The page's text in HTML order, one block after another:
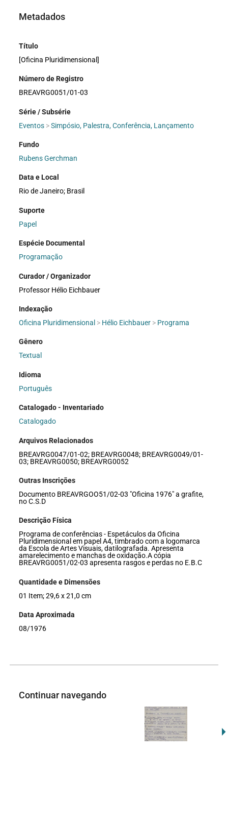
Metadados
Título
[Oficina Pluridimensional]
Número de Registro
BREAVRG0051/01-03
Série / Subsérie
Eventos >Simpósio, Palestra, Conferência, Lançamento
Fundo
Rubens Gerchman
Data e Local
Rio de Janeiro; Brasil
Suporte
Papel
Espécie Documental
Programação
Curador / Organizador
Professor Hélio Eichbauer
Indexação
Oficina Pluridimensional > Hélio Eichbauer > Programa
Gênero
Textual
Idioma
Português
Catalogado - Inventariado
Catalogado
Arquivos Relacionados
BREAVRG0047/01-02; BREAVRG0048; BREAVRG0049/01-
03; BREAVRG0050; BREAVRG0052
Outras Inscrições
Documento BREAVRGOO51/02-03 "Oficina 1976" a grafite,
no C.S.D
Descrição Física
Programa de conferências - Espetáculos da Oficina
Pluridimensional em papel A4, timbrado com a logomarca
da Escola de Artes Visuais, datilografada. Apresenta
amarelecimento e manchas de oxidação.A cópia
BREAVRG0051/02-03 apresenta rasgos e perdas no E.B.C
Quantidade e Dimensões
01 Item; 29,6 x 21,0 cm
Data Aproximada
08/1976
Continuar navegando